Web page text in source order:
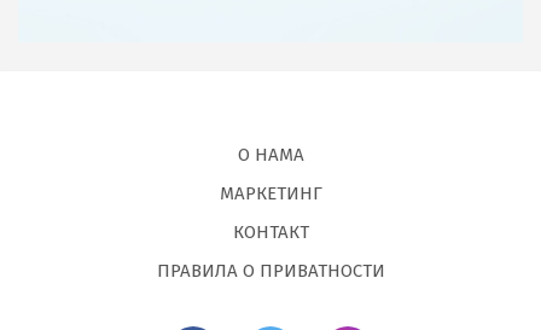
О НАМА
МАРКЕТИНГ
КОНТАКТ
ПРАВИЛА О ПРИВАТНОСТИ